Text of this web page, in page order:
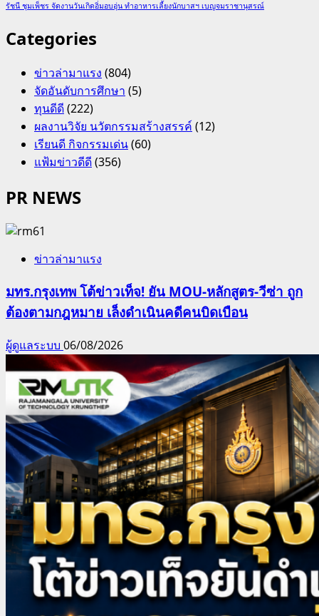
รัชนี ชุมเพ็ชร จัดงานวันเกิดอิ่มอบอุ่น ทำอาหารเลี้ยงนักบาสฯ เบญจมราชานุสรณ์
Categories
ข่าวล่ามาแรง (804)
จัดอันดับการศึกษา (5)
ทุนดีดี(222)
ผลงานวิจัย นวัตกรรมสร้างสรรค์ (12)
เรียนดี กิจกรรมเด่น(60)
แฟ้มข่าวดีดี(356)
PR NEWS
ข่าวล่ามาแรง
มทร.กรุงเทพ โต้ข่าวเท็จ! ยัน MOU-หลักสูตร-วีซ่า ถูก
ต้องตามกฎหมาย เล็งดำเนินคดีคนบิดเบือน
ผู้ดูแลระบบ 06/08/2026